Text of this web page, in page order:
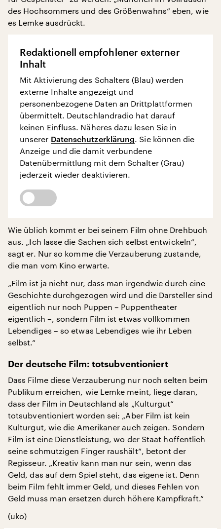
des Hochsommers und des Größenwahns“ eben, wie
es Lemke ausdrückt.
Redaktionell empfohlener externer
Inhalt
Mit Aktivierung des Schalters (Blau) werden
externe Inhalte angezeigt und
personenbezogene Daten an Drittplattformen
übermittelt. Deutschlandradio hat darauf
keinen Einfluss. Näheres dazu lesen Sie in
unserer Datenschutzerklärung. Sie können die
Anzeige und die damit verbundene
Datenübermittlung mit dem Schalter (Grau)
jederzeit wieder deaktivieren.
Wie üblich kommt er bei seinem Film ohne Drehbuch
aus. „Ich lasse die Sachen sich selbst entwickeln“,
sagt er. Nur so komme die Verzauberung zustande,
die man vom Kino erwarte.
„Film ist ja nicht nur, dass man irgendwie durch eine
Geschichte durchgezogen wird und die Darsteller sind
eigentlich nur noch Puppen – Puppentheater
eigentlich –, sondern Film ist etwas vollkommen
Lebendiges – so etwas Lebendiges wie ihr Leben
selbst.“
Der deutsche Film: totsubventioniert
Dass Filme diese Verzauberung nur noch selten beim
Publikum erreichen, wie Lemke meint, liege daran,
dass der Film in Deutschland als „Kulturgut“
totsubventioniert worden sei: „Aber Film ist kein
Kulturgut, wie die Amerikaner auch zeigen. Sondern
Film ist eine Dienstleistung, wo der Staat hoffentlich
seine schmutzigen Finger raushält“, betont der
Regisseur. „Kreativ kann man nur sein, wenn das
Geld, das auf dem Spiel steht, das eigene ist. Denn
beim Film fehlt immer Geld, und dieses Fehlen von
Geld muss man ersetzen durch höhere Kampfkraft.“
(uko)